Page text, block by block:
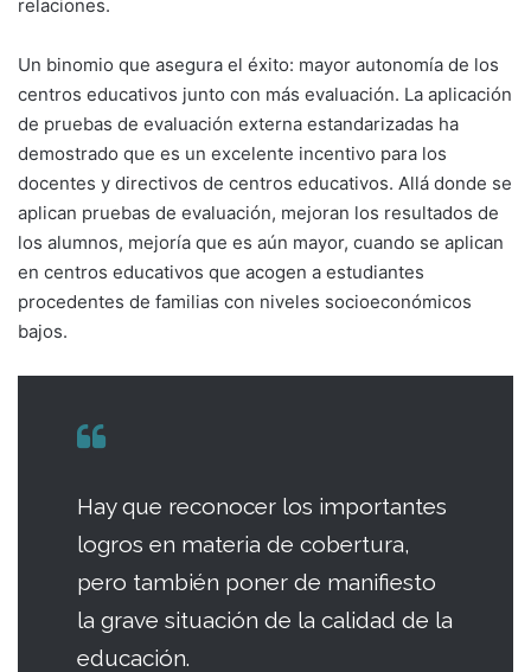
relaciones.
Un binomio que asegura el éxito: mayor autonomía de los
centros educativos junto con más evaluación. La aplicación
de pruebas de evaluación externa estandarizadas ha
demostrado que es un excelente incentivo para los
docentes y directivos de centros educativos. Allá donde se
aplican pruebas de evaluación, mejoran los resultados de
los alumnos, mejoría que es aún mayor, cuando se aplican
en centros educativos que acogen a estudiantes
procedentes de familias con niveles socioeconómicos
bajos.
Hay que reconocer los importantes
logros en materia de cobertura,
pero también poner de manifiesto
la grave situación de la calidad de la
educación.